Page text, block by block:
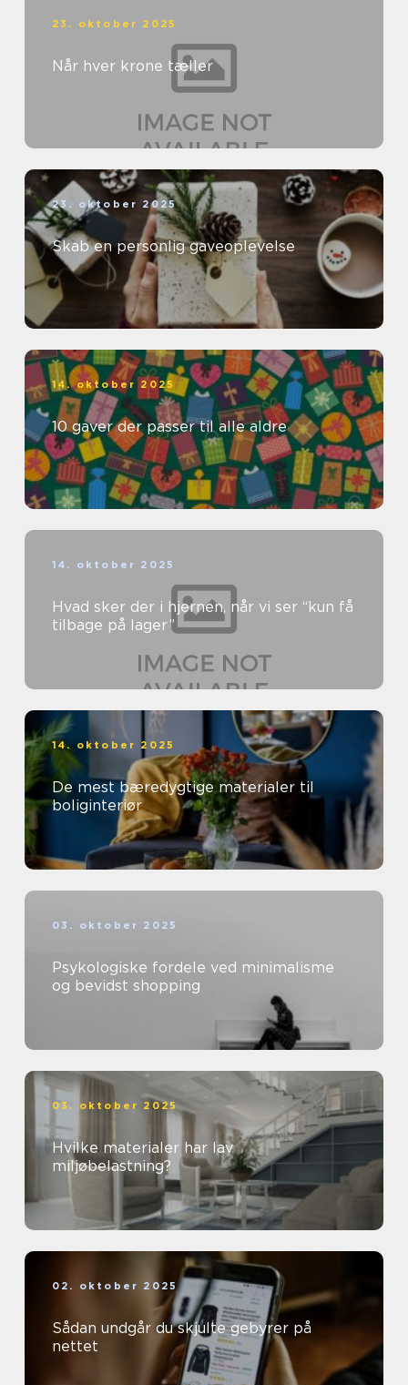
23. oktober 2025
Når hver krone tæller
23. oktober 2025
Skab en personlig gaveoplevelse
14. oktober 2025
10 gaver der passer til alle aldre
14. oktober 2025
Hvad sker der i hjernen, når vi ser “kun få
tilbage på lager”
14. oktober 2025
De mest bæredygtige materialer til
boliginteriør
03. oktober 2025
Psykologiske fordele ved minimalisme
og bevidst shopping
03. oktober 2025
Hvilke materialer har lav
miljøbelastning?
02. oktober 2025
Sådan undgår du skjulte gebyrer på
nettet